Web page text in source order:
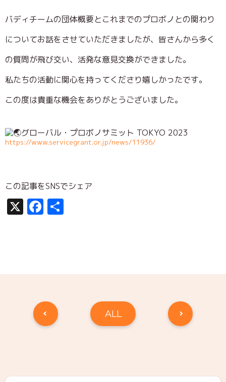
バディチームの団体概要とこれまでのプロボノとの関わり
についてお話をさせていただきましたが、皆さんから多く
の質問が飛び交い、活発な意見交換ができました。
私たちの活動に関心を持ってくださり嬉しかったです。
この度は貴重な機会をありがとうございました。
グローバル・プロボノサミット TOKYO 2023
https://www.servicegrant.or.jp/news/11936/
この記事をSNSでシェア
X Facebook
ALL